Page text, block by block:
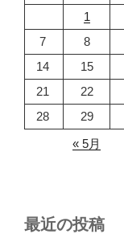
1
7
8
14
15
21
22
28
29
« 5月
最近の投稿